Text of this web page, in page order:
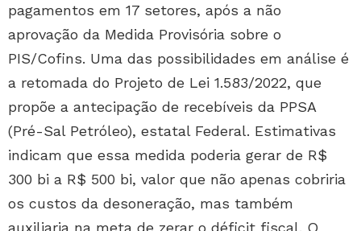
pagamentos em 17 setores, após a não
aprovação da Medida Provisória sobre o
PIS/Cofins. Uma das possibilidades em análise é
a retomada do Projeto de Lei 1.583/2022, que
propõe a antecipação de recebíveis da PPSA
(Pré-Sal Petróleo), estatal Federal. Estimativas
indicam que essa medida poderia gerar de R$
300 bi a R$ 500 bi, valor que não apenas cobriria
os custos da desoneração, mas também
auxiliaria na meta de zerar o déficit fiscal. O